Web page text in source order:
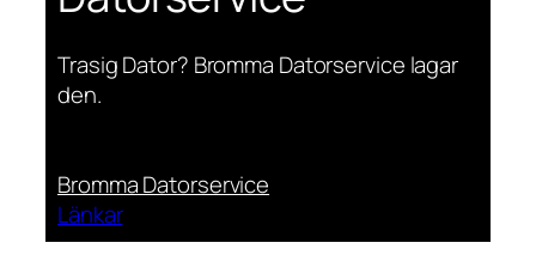
Trasig Dator? Bromma Datorservice lagar
den.
Bromma Datorservice
Länkar